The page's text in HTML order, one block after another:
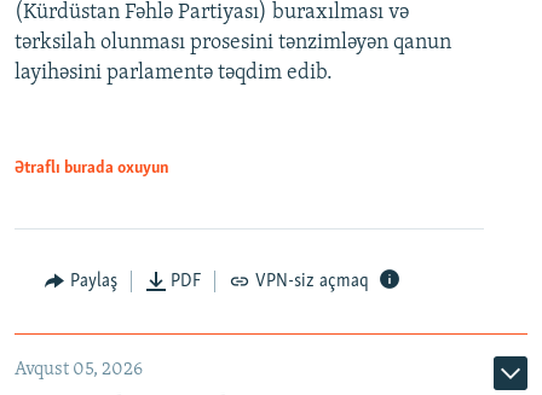
Auto 240p 360p 480p
720p 1080p
480p
(Kürdüstan Fəhlə Partiyası) buraxılması və
tərksilah olunması prosesini tənzimləyən qanun
layihəsini parlamentə təqdim edib.
Ətraflı burada oxuyun
Paylaş PDF VPN-siz açmaq
Avqust 05, 2026